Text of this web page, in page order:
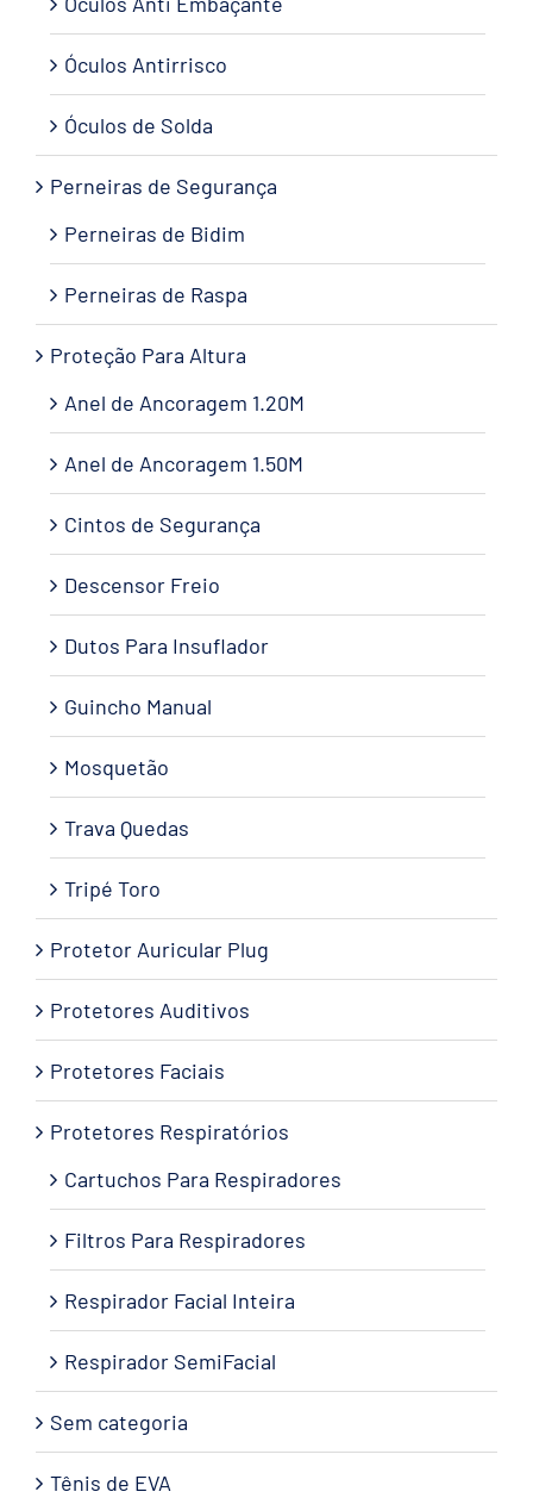
Óculos Antirrisco
Óculos de Solda
Perneiras de Segurança
Perneiras de Bidim
Perneiras de Raspa
Proteção Para Altura
Anel de Ancoragem 1.20M
Anel de Ancoragem 1.50M
Cintos de Segurança
Descensor Freio
Dutos Para Insuflador
Guincho Manual
Mosquetão
Trava Quedas
Tripé Toro
Protetor Auricular Plug
Protetores Auditivos
Protetores Faciais
Protetores Respiratórios
Cartuchos Para Respiradores
Filtros Para Respiradores
Respirador Facial Inteira
Respirador SemiFacial
Sem categoria
Tênis de EVA